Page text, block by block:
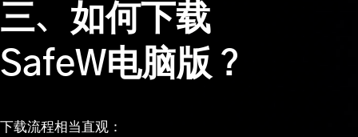
三、如何下载
SafeW电脑版？
下载流程相当直观：